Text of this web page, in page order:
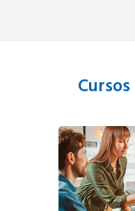
Cursos